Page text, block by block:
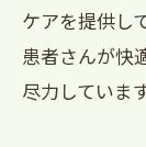
ケアを提供し
患者さんが快
尽力しています